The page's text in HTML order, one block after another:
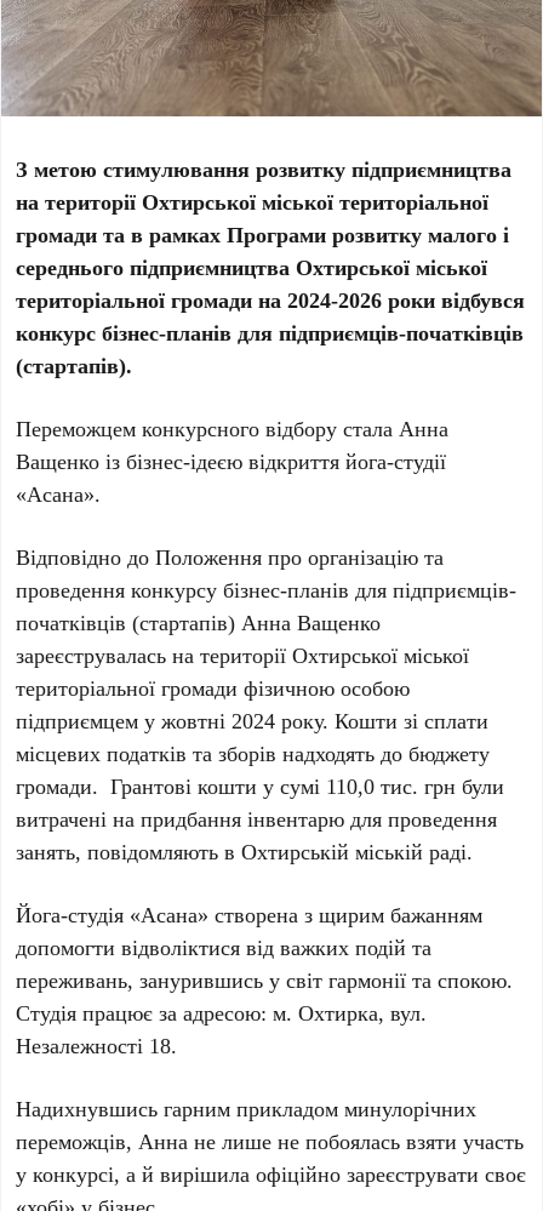
З метою стимулювання розвитку підприємництва
на території Охтирської міської територіальної
громади та в рамках Програми розвитку малого і
середнього підприємництва Охтирської міської
територіальної громади на 2024-2026 роки відбувся
конкурс бізнес-планів для підприємців-початківців
(стартапів).
Переможцем конкурсного відбору стала Анна
Ващенко із бізнес-ідеєю відкриття йога-студії
«Асана».
Відповідно до Положення про організацію та
проведення конкурсу бізнес-планів для підприємців-
початківців (стартапів) Анна Ващенко
зареєструвалась на території Охтирської міської
територіальної громади фізичною особою
підприємцем у жовтні 2024 року. Кошти зі сплати
місцевих податків та зборів надходять до бюджету
громади. Грантові кошти у сумі 110,0 тис. грн були
витрачені на придбання інвентарю для проведення
занять, повідомляють в Охтирській міській раді.
Йога-студія «Асана» створена з щирим бажанням
допомогти відволіктися від важких подій та
переживань, занурившись у світ гармонії та спокою.
Студія працює за адресою: м. Охтирка, вул.
Незалежності 18.
Надихнувшись гарним прикладом минулорічних
переможців, Анна не лише не побоялась взяти участь
у конкурсі, а й вирішила офіційно зареєструвати своє